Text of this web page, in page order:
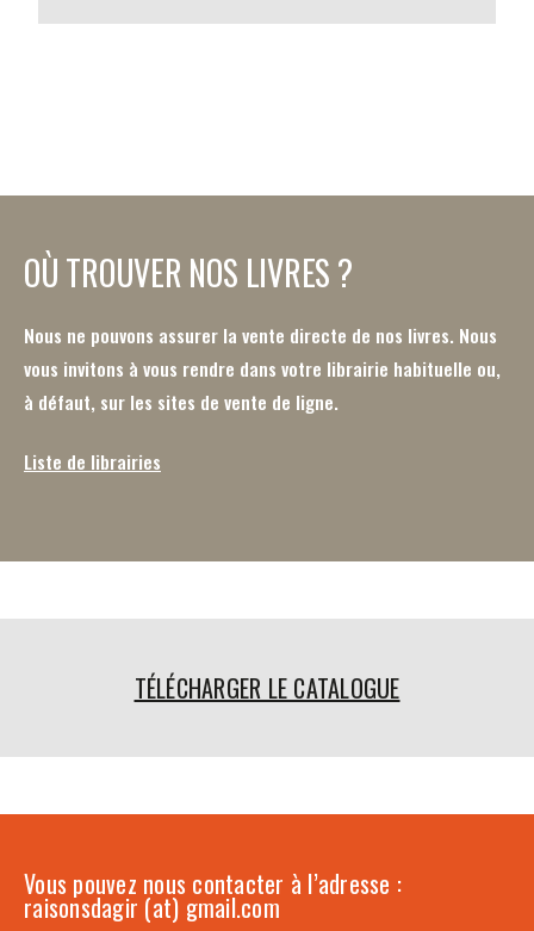
OÙ TROUVER NOS LIVRES ?
Nous ne pouvons assurer la vente directe de nos livres. Nous
vous invitons à vous rendre dans votre librairie habituelle ou,
à défaut, sur les sites de vente de ligne.
Liste de librairies
TÉLÉCHARGER LE CATALOGUE
Vous pouvez nous contacter à l’adresse :
raisonsdagir (at) gmail.com